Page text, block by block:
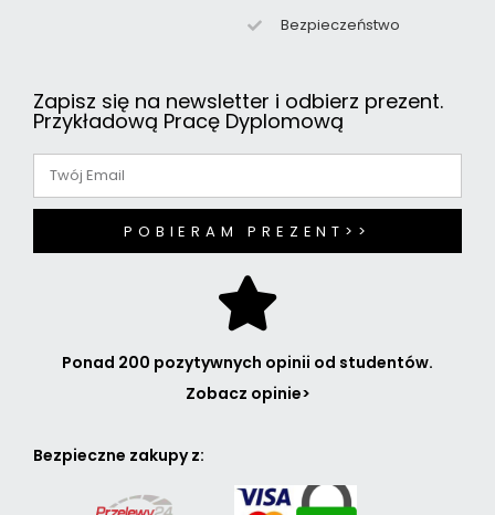
Bezpieczeństwo
Zapisz się na newsletter i odbierz prezent.
Przykładową Pracę Dyplomową
POBIERAM PREZENT>>
Ponad 200 pozytywnych opinii od studentów.
Zobacz opinie>
Bezpieczne zakupy z: